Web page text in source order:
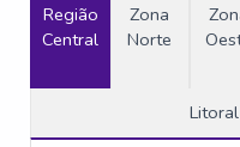
Região
Central
Zona
Norte